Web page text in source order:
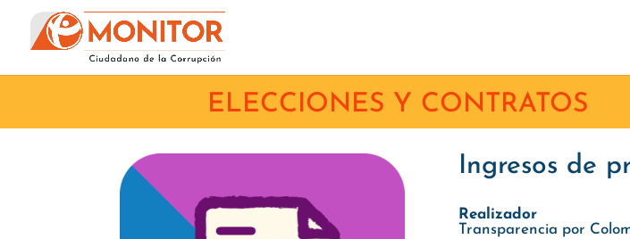
ELECCIONES Y CONTRATOS
Ingresos de
Realizador
Transparencia por